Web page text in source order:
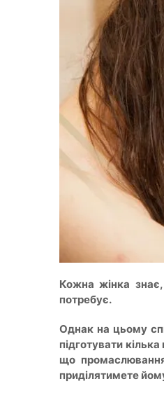
Кожна жінка
потребує.
Однак на цьому
підготувати
що
приділятимете